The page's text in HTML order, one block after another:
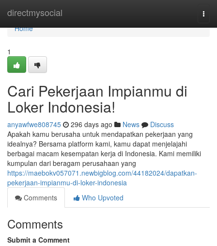
directmysocial
Home
Home
1
Cari Pekerjaan Impianmu di
Loker Indonesia!
anyawfwe808745 296 days ago News
Discuss
Apakah kamu berusaha untuk mendapatkan pekerjaan yang
idealnya? Bersama platform kami, kamu dapat menjelajahi
berbagai macam kesempatan kerja di Indonesia. Kami memiliki
kumpulan dari beragam perusahaan yang
https://maebokv057071.newbigblog.com/44182024/dapatkan-
pekerjaan-impianmu-di-loker-indonesia
Comments
Who Upvoted
Comments
Submit a Comment